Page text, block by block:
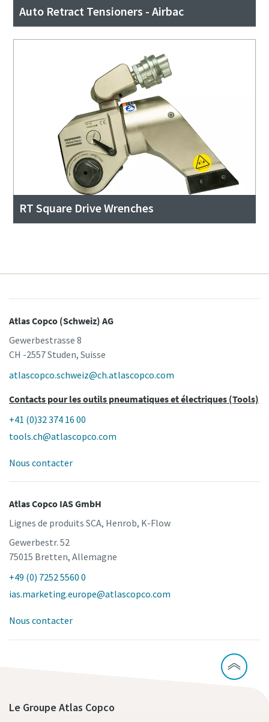
Auto Retract Tensioners - Airbac
RT Square Drive Wrenches
Atlas Copco (Schweiz) AG
Gewerbestrasse 8
CH -2557 Studen, Suisse
atlascopco.schweiz@ch.atlascopco.com
Contacts pour les outils pneumatiques et électriques (Tools)
+41 (0)32 374 16 00
tools.ch@atlascopco.com
Nous contacter
Atlas Copco IAS GmbH
Lignes de produits SCA, Henrob, K-Flow
Gewerbestr. 52
75015 Bretten, Allemagne
+49 (0) 7252 5560 0
ias.marketing.europe@atlascopco.com
Nous contacter
Le Groupe Atlas Copco